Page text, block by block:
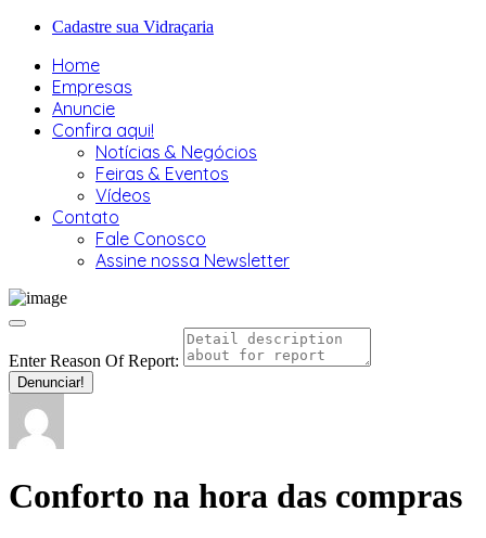
Cadastre sua Vidraçaria
Home
Empresas
Anuncie
Confira aqui!
Notícias & Negócios
Feiras & Eventos
Vídeos
Contato
Fale Conosco
Assine nossa Newsletter
Enter Reason Of Report:
Denunciar!
Conforto na hora das compras